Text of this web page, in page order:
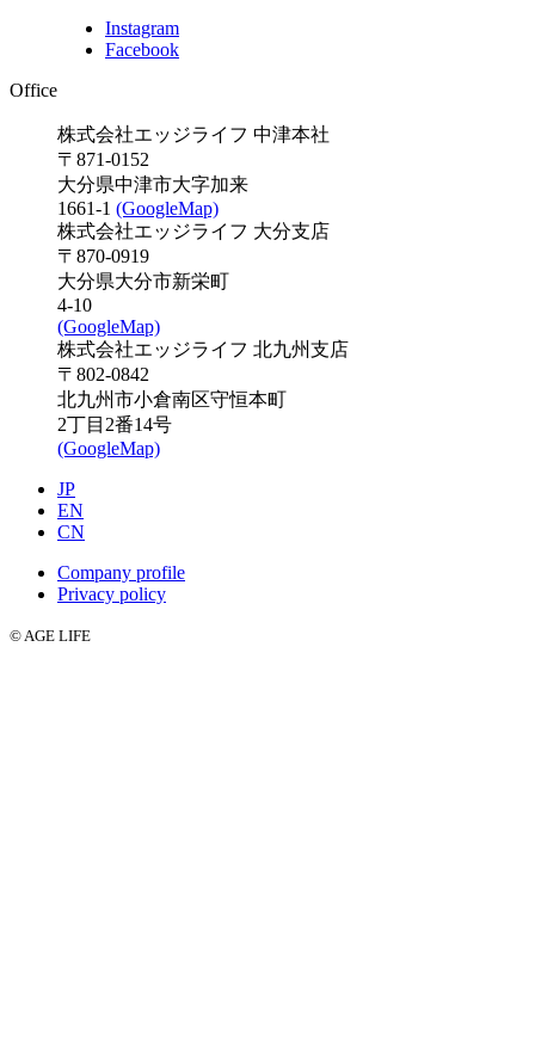
Instagram
Facebook
Office
株式会社エッジライフ 中津本社
〒871-0152
大分県中津市大字加来
1661-1 (GoogleMap)
株式会社エッジライフ 大分支店
〒870-0919
大分県大分市新栄町
4-10
(GoogleMap)
株式会社エッジライフ 北九州支店
〒802-0842
北九州市小倉南区守恒本町
2丁目2番14号
(GoogleMap)
JP
EN
CN
Company profile
Privacy policy
© AGE LIFE